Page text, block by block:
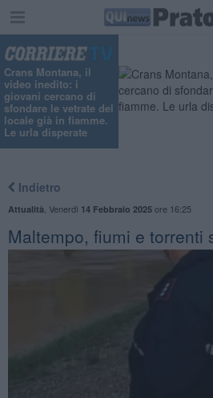
Crans Montana, il
video inedito: i
giovani cercano di
sfondare le vetrate del
locale già in fiamme.
Le urla disperate
Indietro
Attualità Venerdì 14 Febbraio 2025ore 16:25
Maltempo, fiumi e torrenti